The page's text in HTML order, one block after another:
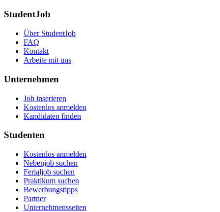
StudentJob
Über StudentJob
FAQ
Kontakt
Arbeite mit uns
Unternehmen
Job inserieren
Kostenlos anmelden
Kandidaten finden
Studenten
Kostenlos anmelden
Nebenjob suchen
Ferialjob suchen
Praktikum suchen
Bewerbungstipps
Partner
Unternehmensseiten